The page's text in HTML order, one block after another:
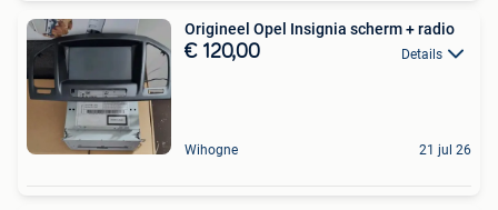
Origineel Opel Insignia scherm + radio
€ 120,00 Details
Wihogne 21 jul 26